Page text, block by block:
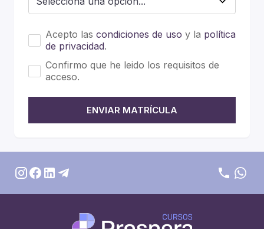
Acepto las condiciones de uso y la política
de privacidad.
Confirmo que he leido los requisitos de
acceso.
ENVIAR MATRÍCULA